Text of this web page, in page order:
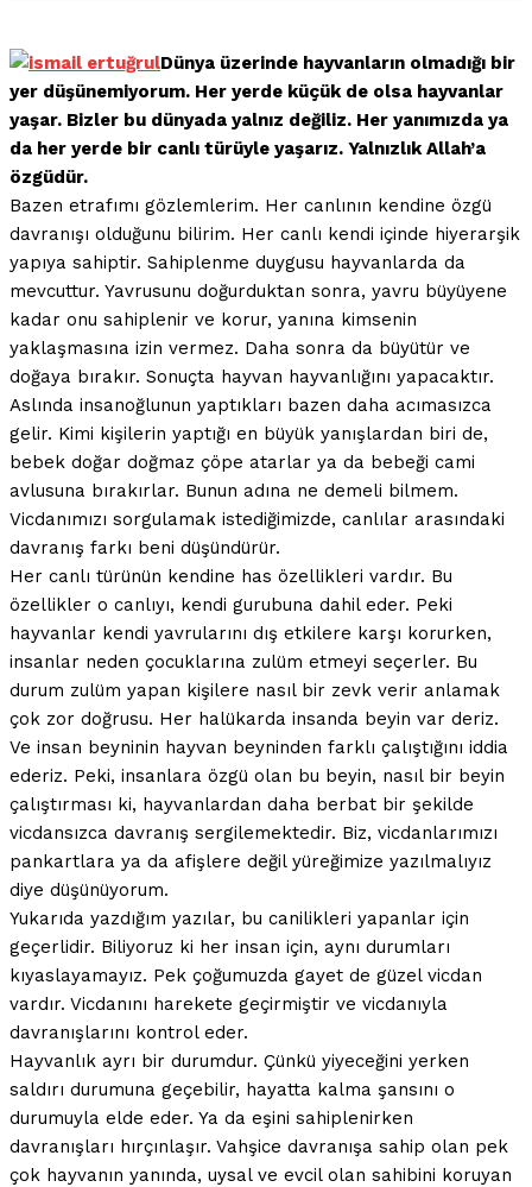
Dünya üzerinde hayvanların olmadığı bir
yer düşünemiyorum. Her yerde küçük de olsa hayvanlar
yaşar. Bizler bu dünyada yalnız değiliz. Her yanımızda ya
da her yerde bir canlı türüyle yaşarız. Yalnızlık Allah’a
özgüdür.
Bazen etrafımı gözlemlerim. Her canlının kendine özgü
davranışı olduğunu bilirim. Her canlı kendi içinde hiyerarşik
yapıya sahiptir. Sahiplenme duygusu hayvanlarda da
mevcuttur. Yavrusunu doğurduktan sonra, yavru büyüyene
kadar onu sahiplenir ve korur, yanına kimsenin
yaklaşmasına izin vermez. Daha sonra da büyütür ve
doğaya bırakır. Sonuçta hayvan hayvanlığını yapacaktır.
Aslında insanoğlunun yaptıkları bazen daha acımasızca
gelir. Kimi kişilerin yaptığı en büyük yanışlardan biri de,
bebek doğar doğmaz çöpe atarlar ya da bebeği cami
avlusuna bırakırlar. Bunun adına ne demeli bilmem.
Vicdanımızı sorgulamak istediğimizde, canlılar arasındaki
davranış farkı beni düşündürür.
Her canlı türünün kendine has özellikleri vardır. Bu
özellikler o canlıyı, kendi gurubuna dahil eder. Peki
hayvanlar kendi yavrularını dış etkilere karşı korurken,
insanlar neden çocuklarına zulüm etmeyi seçerler. Bu
durum zulüm yapan kişilere nasıl bir zevk verir anlamak
çok zor doğrusu. Her halükarda insanda beyin var deriz.
Ve insan beyninin hayvan beyninden farklı çalıştığını iddia
ederiz. Peki, insanlara özgü olan bu beyin, nasıl bir beyin
çalıştırması ki, hayvanlardan daha berbat bir şekilde
vicdansızca davranış sergilemektedir. Biz, vicdanlarımızı
pankartlara ya da afişlere değil yüreğimize yazılmalıyız
diye düşünüyorum.
Yukarıda yazdığım yazılar, bu canilikleri yapanlar için
geçerlidir. Biliyoruz ki her insan için, aynı durumları
kıyaslayamayız. Pek çoğumuzda gayet de güzel vicdan
vardır. Vicdanını harekete geçirmiştir ve vicdanıyla
davranışlarını kontrol eder.
Hayvanlık ayrı bir durumdur. Çünkü yiyeceğini yerken
saldırı durumuna geçebilir, hayatta kalma şansını o
durumuyla elde eder. Ya da eşini sahiplenirken
davranışları hırçınlaşır. Vahşice davranışa sahip olan pek
çok hayvanın yanında, uysal ve evcil olan sahibini koruyan